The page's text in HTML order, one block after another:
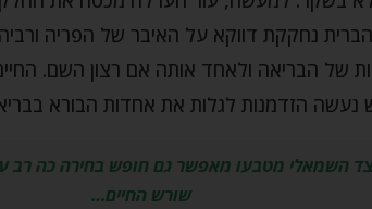
נחקקת דווקא על האיבר של הפריה
של הבריאה ולאחד אותה אם רצון השם.
הזדמנות לגלות את אחדות הבורא
השמאלי מטבעו מאפשר גם חופש בחירה כה
שורש החיים…